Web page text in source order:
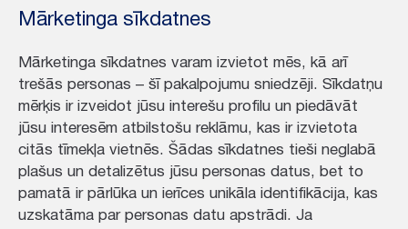
Mārketinga sīkdatnes
Mārketinga sīkdatnes varam izvietot mēs, kā arī
trešās personas – šī pakalpojumu sniedzēji. Sīkdatņu
mērķis ir izveidot jūsu interešu profilu un piedāvāt
jūsu interesēm atbilstošu reklāmu, kas ir izvietota
citās tīmekļa vietnēs. Šādas sīkdatnes tieši neglabā
plašus un detalizētus jūsu personas datus, bet to
pamatā ir pārlūka un ierīces unikāla identifikācija, kas
uzskatāma par personas datu apstrādi. Ja